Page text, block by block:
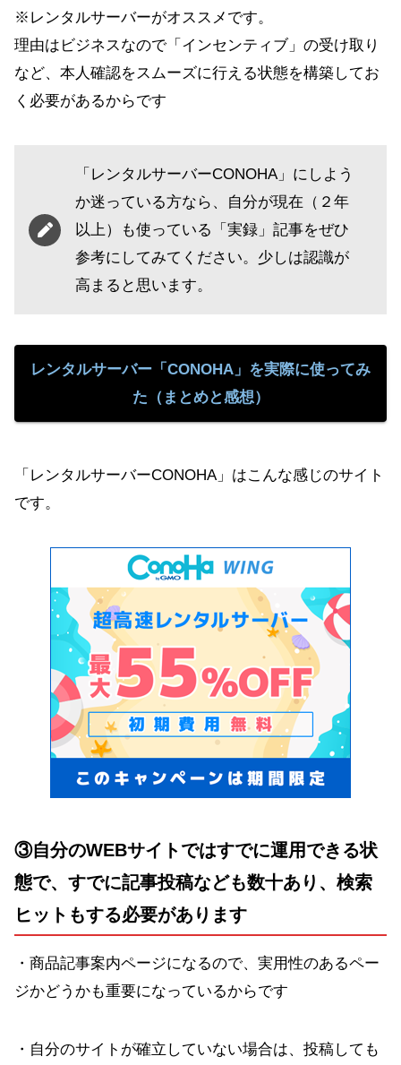
※レンタルサーバーがオススメです。
理由はビジネスなので「インセンティブ」の受け取り
など、本人確認をスムーズに行える状態を構築してお
く必要があるからです
「レンタルサーバーCONOHA」にしよう
か迷っている方なら、自分が現在（２年
以上）も使っている「実録」記事をぜひ
参考にしてみてください。少しは認識が
高まると思います。
レンタルサーバー「CONOHA」を実際に使ってみ
た（まとめと感想）
「レンタルサーバーCONOHA」はこんな感じのサイト
です。
③自分のWEBサイトではすでに運用できる状
態で、すでに記事投稿なども数十あり、検索
ヒットもする必要があります
・商品記事案内ページになるので、実用性のあるペー
ジかどうかも重要になっているからです
・自分のサイトが確立していない場合は、投稿しても